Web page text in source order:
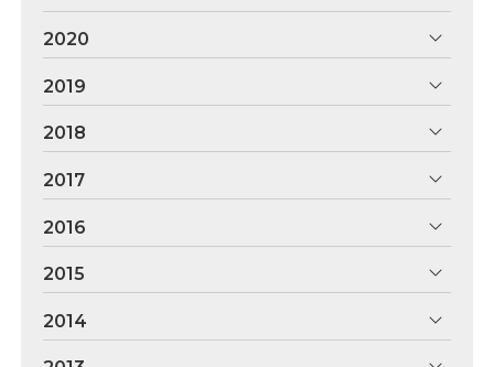
2020
2019
2018
2017
2016
2015
2014